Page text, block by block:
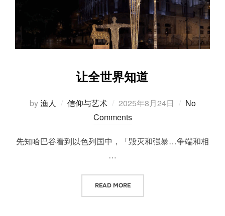
让全世界知道
by渔人 信仰与艺术
Posted
on
2025年8月24日
No
Comments
先知哈巴谷看到以色列国中，「毁灭和强暴…争端和相
…
READ MORE“让全世界知道”